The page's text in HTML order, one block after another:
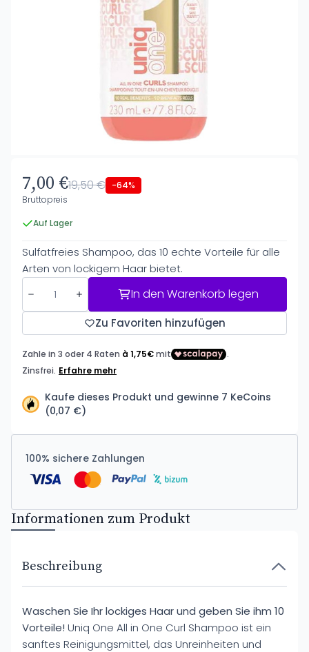
7,00 €19,50 € -64%
Bruttopreis
Auf Lager
Sulfatfreies Shampoo, das 10 echte Vorteile für alle
Arten von lockigem Haar bietet.
In den Warenkorb legen
Zu Favoriten hinzufügen
Kaufe dieses Produkt und gewinne 7 KeCoins
(0,07 €)
100% sichere Zahlungen
Informationen zum Produkt
Beschreibung
Waschen Sie Ihr lockiges Haar und geben Sie ihm 10
Vorteile! Uniq One All in One Curl Shampoo ist ein
sanftes Reinigungsmittel, das Unreinheiten und